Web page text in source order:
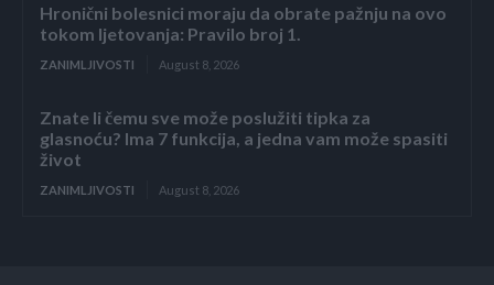
Hronični bolesnici moraju da obrate pažnju na ovo
tokom ljetovanja: Pravilo broj 1.
ZANIMLJIVOSTI August 8, 2026
Znate li čemu sve može poslužiti tipka za
glasnoću? Ima 7 funkcija, a jedna vam može spasiti
život
ZANIMLJIVOSTI August 8, 2026